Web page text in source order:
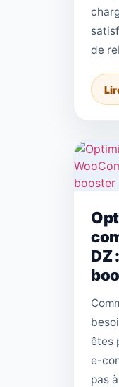
de
DZ
êtes
e-
pas